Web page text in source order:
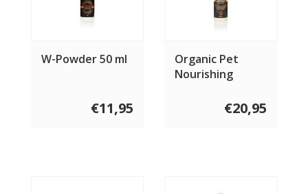
W-Powder 50 ml
€11,95
Organic Pet
Nourishing
€20,95